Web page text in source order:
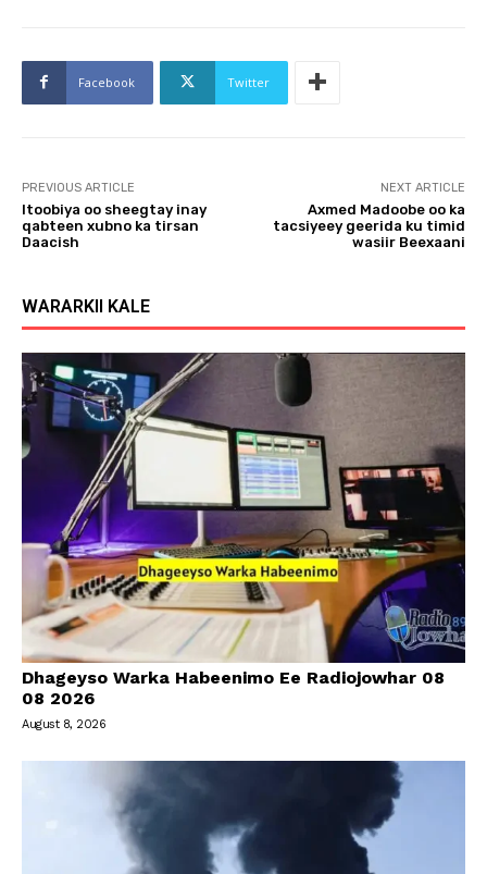
Facebook Twitter
PREVIOUS ARTICLE
Itoobiya oo sheegtay inay
qabteen xubno ka tirsan
Daacish
NEXT ARTICLE
Axmed Madoobe oo ka
tacsiyeey geerida ku timid
wasiir Beexaani
WARARKII KALE
Dhageyso Warka Habeenimo Ee Radiojowhar 08
08 2026
August 8, 2026